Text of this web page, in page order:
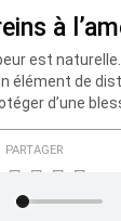
à
est
élément de
d’une
PARTAGER